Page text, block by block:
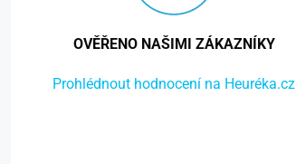
OVĚŘENO NAŠIMI ZÁKAZNÍKY
Prohlédnout hodnocení na Heuréka.cz